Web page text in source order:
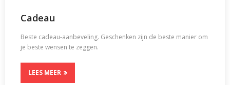
Cadeau
Beste cadeau-aanbeveling. Geschenken zijn de beste manier om
je beste wensen te zeggen.
LEES MEER